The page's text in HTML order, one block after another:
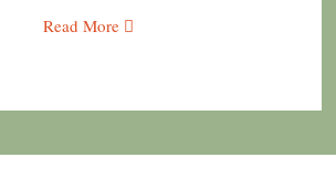
Read More